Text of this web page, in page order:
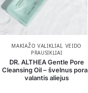
MAKIAŽO VALIKLIAI, VEIDO
PRAUSIKLIAI
DR. ALTHEA Gentle Pore
Cleansing Oil – švelnus
valantis aliejus